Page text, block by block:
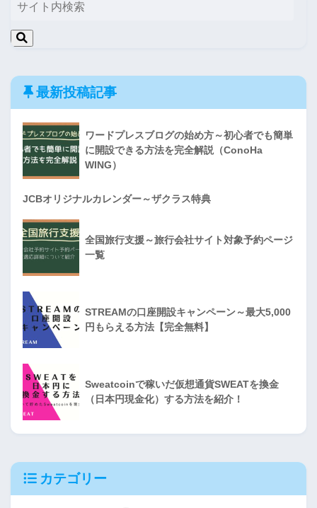
最新投稿記事
ワードプレスブログの始め方～初心者でも簡単
に開設できる方法を完全解説（ConoHa
WING）
JCBオリジナルカレンダー～ザクラス特典
全国旅行支援～旅行会社サイト対象予約ページ
一覧
STREAMの口座開設キャンペーン～最大5,000
円もらえる方法【完全無料】
Sweatcoinで稼いだ仮想通貨SWEATを換金
（日本円現金化）する方法を紹介！
カテゴリー